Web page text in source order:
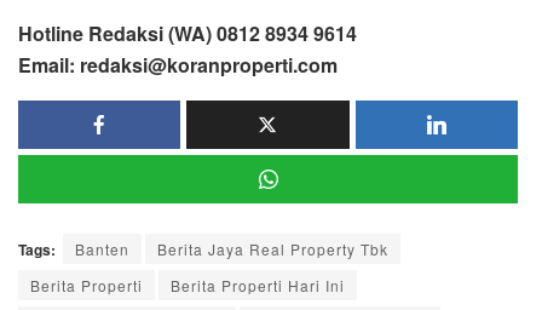
Hotline Redaksi (WA) 0812 8934 9614
Email: redaksi@koranproperti.com
Tags: Banten
Berita Jaya Real Property Tbk
Berita Properti
Berita Properti Hari Ini